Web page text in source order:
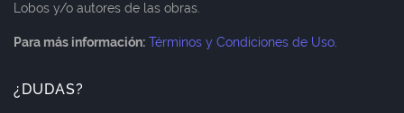
Lobos y/o autores de las obras.
Para más información: Términos y Condiciones de Uso.
¿DUDAS?